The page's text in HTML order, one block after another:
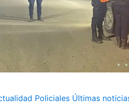
Policiales Últimas